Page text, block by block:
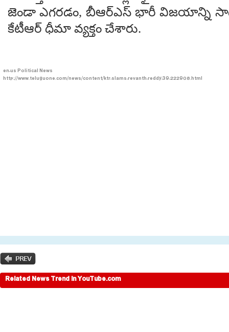
జెండా ఎగరడం, బీఆర్ఎస్ భారీ విజయాన్ని
కేటీఆర్ ధీమా వ్యక్తం చేశారు.
en-usPolitical News
http://www.teluguone.com/news/content/ktr-slams-revanth-reddy-39-222908.html